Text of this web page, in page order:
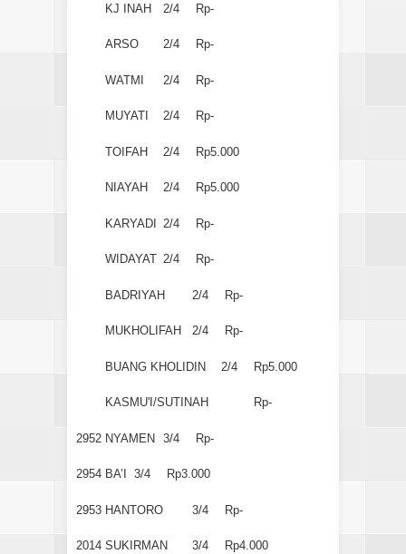
KJ INAH 2/4 Rp-
ARSO 2/4 Rp-
WATMI 2/4 Rp-
MUYATI 2/4 Rp-
TOIFAH 2/4 Rp5.000
NIAYAH 2/4 Rp5.000
KARYADI 2/4 Rp-
WIDAYAT 2/4 Rp-
BADRIYAH 2/4 Rp-
MUKHOLIFAH 2/4 Rp-
BUANG KHOLIDIN 2/4 Rp5.000
KASMU'I/SUTINAH Rp-
2952 NYAMEN 3/4 Rp-
2954 BA’I 3/4 Rp3.000
2953 HANTORO 3/4 Rp-
2014 SUKIRMAN 3/4 Rp4.000